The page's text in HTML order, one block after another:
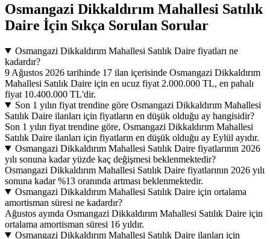
Osmangazi Dikkaldırım Mahallesi Satılık
Daire İçin Sıkça Sorulan Sorular
Osmangazi Dikkaldırım Mahallesi Satılık Daire fiyatları ne
kadardır?
9 Ağustos 2026 tarihinde 17 ilan içerisinde Osmangazi Dikkaldırım
Mahallesi Satılık Daire için en ucuz fiyat 2.000.000 TL, en pahalı
fiyat 10.400.000 TL'dir.
Son 1 yılın fiyat trendine göre Osmangazi Dikkaldırım Mahallesi
Satılık Daire ilanları için fiyatların en düşük olduğu ay hangisidir?
Son 1 yılın fiyat trendine göre, Osmangazi Dikkaldırım Mahallesi
Satılık Daire ilanları için fiyatların en düşük olduğu ay Eylül ayıdır.
Osmangazi Dikkaldırım Mahallesi Satılık Daire fiyatlarının 2026
yılı sonuna kadar yüzde kaç değişmesi beklenmektedir?
Osmangazi Dikkaldırım Mahallesi Satılık Daire fiyatlarının 2026 yılı
sonuna kadar %13 oranında artması beklenmektedir.
Osmangazi Dikkaldırım Mahallesi Satılık Daire için ortalama
amortisman süresi ne kadardır?
Ağustos ayında Osmangazi Dikkaldırım Mahallesi Satılık Daire için
ortalama amortisman süresi 16 yıldır.
Osmangazi Dikkaldırım Mahallesi Satılık Daire ilanları için